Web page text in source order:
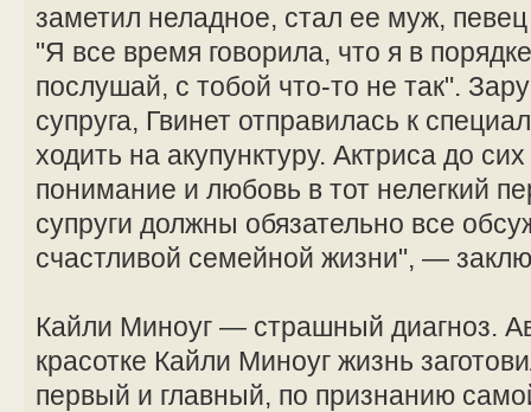
заметил неладное, стал ее муж,
"Я все время говорила, что я в
послушай, с тобой что-то не так".
супруга, Гвинет отправилась к
ходить на акупунктуру. Актриса до
понимание и любовь в тот нелегкий
супруги должны обязательно все
счастливой семейной жизни", —
Кайли Миноуг — страшный диагноз.
красотке Кайли Миноуг жизнь
первый и главный, по признанию